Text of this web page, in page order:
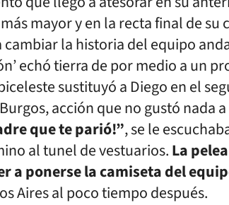
mayor y en la recta final de su
la historia del equipo
echó tierra de por medio a un
sustituyó a Diego en el
acción que no gustó nada
que te parió!”, se le
al tunel de vestuarios.La
a ponerse la camiseta del
Aires al poco tiempo después.